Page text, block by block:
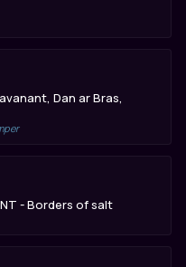
Dan ar Bras,
- Borders of salt